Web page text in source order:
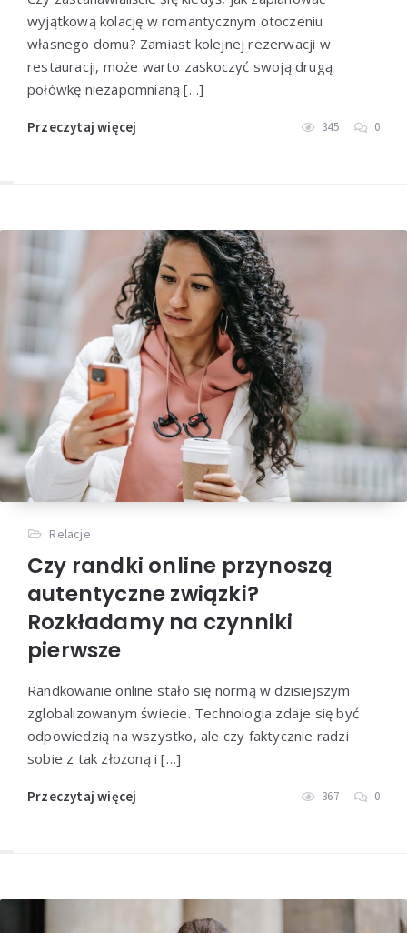
wyjątkową kolację w romantycznym otoczeniu
własnego domu? Zamiast kolejnej rezerwacji w
restauracji, może warto zaskoczyć swoją drugą
połówkę niezapomnianą […]
Przeczytaj więcej 345 0
Relacje
Czy randki online przynoszą
autentyczne związki?
Rozkładamy na czynniki
pierwsze
Randkowanie online stało się normą w dzisiejszym
zglobalizowanym świecie. Technologia zdaje się być
odpowiedzią na wszystko, ale czy faktycznie radzi
sobie z tak złożoną i […]
Przeczytaj więcej 367 0